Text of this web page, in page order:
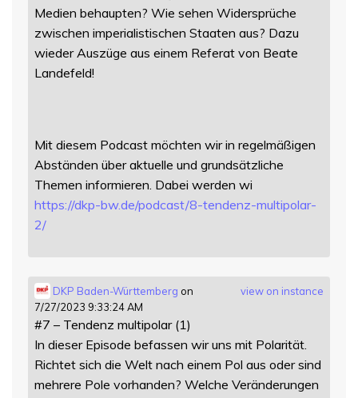
Medien behaupten? Wie sehen Widersprüche
zwischen imperialistischen Staaten aus? Dazu
wieder Auszüge aus einem Referat von Beate
Landefeld!
Mit diesem Podcast möchten wir in regelmäßigen
Abständen über aktuelle und grundsätzliche
Themen informieren. Dabei werden wi
https://dkp-bw.de/podcast/8-tendenz-multipolar-
2/
view on instance
DKP Baden-Württemberg on
7/27/2023 9:33:24 AM
#7 – Tendenz multipolar (1)
In dieser Episode befassen wir uns mit Polarität.
Richtet sich die Welt nach einem Pol aus oder sind
mehrere Pole vorhanden? Welche Veränderungen